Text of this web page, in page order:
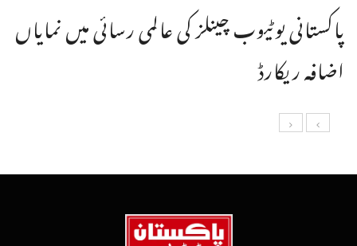
پاکستانی یوٹیوب چینلز کی عالمی رسائی میں نمایاں
اضافہ ریکارڈ